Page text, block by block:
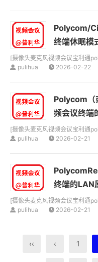
Polycom/
终端休眠模
[摄像头麦克风视频会议宝利通
pulihua
2026-02-22
Polycom（
频会议终端
[摄像头麦克风视频会议宝利通
pulihua
2026-02-21
终端的LAN
[摄像头麦克风视频会议宝利通
pulihua
2026-02-21
‹‹ ‹ 1